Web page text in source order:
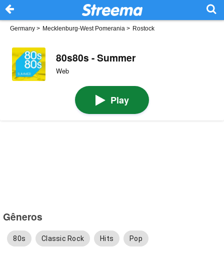
Germany > Mecklenburg-West Pomerania > Rostock
80s80s - Summer
Web
Play
Gêneros
80s Classic Rock Hits Pop